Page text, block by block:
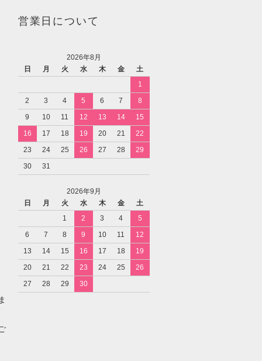
営業日について
2026年8月
日
月 火 水 木 金
土
1
2
3 4 5 6 7
8
9
10 11 12 13 14
15
16
17 18 19 20 21
22
23
24 25 26 27 28
29
30
31
2026年9月
日
月 火 水 木 金
土
1
2 3 4
5
6
7 8 9 10 11
12
13
14 15 16 17 18
19
20
21 22 23 24 25
26
27
28 29 30